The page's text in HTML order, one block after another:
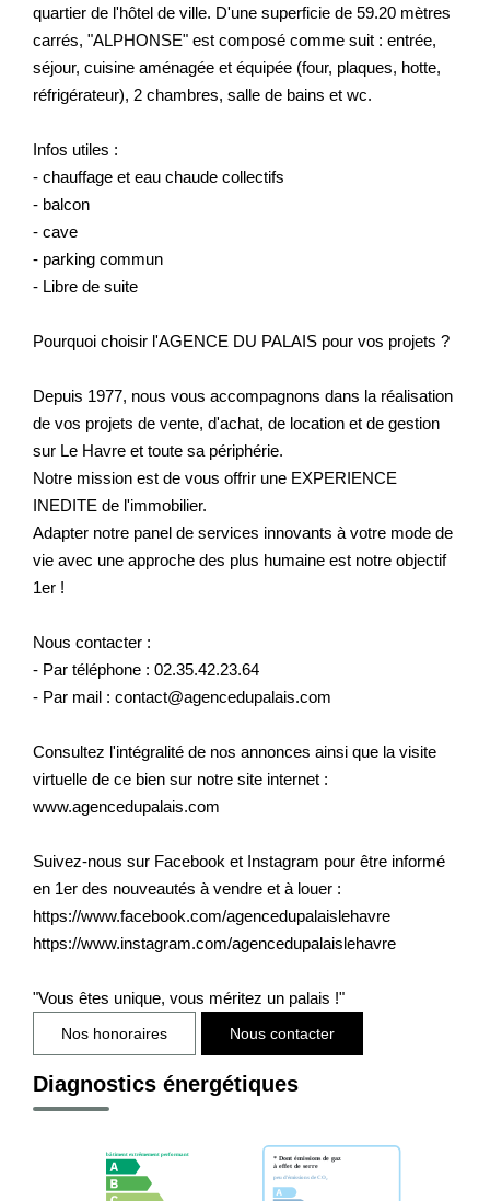
quartier de l'hôtel de ville. D'une superficie de 59.20 mètres
carrés, "ALPHONSE" est composé comme suit : entrée,
séjour, cuisine aménagée et équipée (four, plaques, hotte,
réfrigérateur), 2 chambres, salle de bains et wc.
Infos utiles :
- chauffage et eau chaude collectifs
- balcon
- cave
- parking commun
- Libre de suite
Pourquoi choisir l'AGENCE DU PALAIS pour vos projets ?
Depuis 1977, nous vous accompagnons dans la réalisation
de vos projets de vente, d'achat, de location et de gestion
sur Le Havre et toute sa périphérie.
Notre mission est de vous offrir une EXPERIENCE
INEDITE de l'immobilier.
Adapter notre panel de services innovants à votre mode de
vie avec une approche des plus humaine est notre objectif
1er !
Nous contacter :
- Par téléphone : 02.35.42.23.64
- Par mail : contact@agencedupalais.com
Consultez l'intégralité de nos annonces ainsi que la visite
virtuelle de ce bien sur notre site internet :
www.agencedupalais.com
Suivez-nous sur Facebook et Instagram pour être informé
en 1er des nouveautés à vendre et à louer :
https://www.facebook.com/agencedupalaislehavre
https://www.instagram.com/agencedupalaislehavre
"Vous êtes unique, vous méritez un palais !"
Nos honoraires Nous contacter
Diagnostics énergétiques